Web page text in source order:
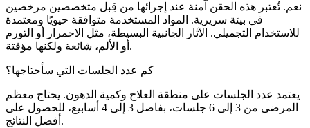
نعم. تُعتبر هذه الحقن آمنة عند إجرائها من قِبل متخصصين مرخصين
في بيئة سريرية. المواد المستخدمة متوافقة حيويًا ومعتمدة
للاستخدام التجميلي. الآثار الجانبية البسيطة، مثل الاحمرار أو التورم
أو الألم، شائعة ولكنها مؤقتة.
كم عدد الجلسات التي سأحتاجها؟
يعتمد عدد الجلسات على منطقة العلاج وكمية الدهون. يحتاج معظم
المرضى من 3 إلى 6 جلسات، بفاصل 3 إلى 4 أسابيع، للحصول على
أفضل النتائج.